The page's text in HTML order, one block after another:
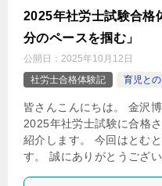
2025年社労士試験合格
分のペースを掴む」
公開日： 2025年10月12日
社労士合格体験記
育児と
皆さんこんにちは。 金沢
2025年社労士試験に合格
紹介します。 今回はとむ
す。 誠にありがとうござ